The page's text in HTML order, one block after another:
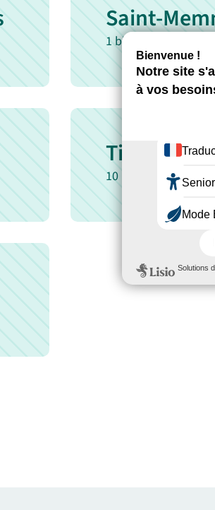
Saint-
1 bien immobilier en
Tinqueux
10 biens